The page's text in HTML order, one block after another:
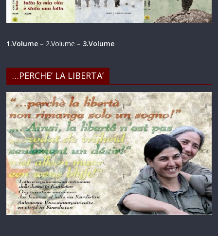
1.Volume – 2.Volume – 3.Volume
…PERCHE’ LA LIBERTA’